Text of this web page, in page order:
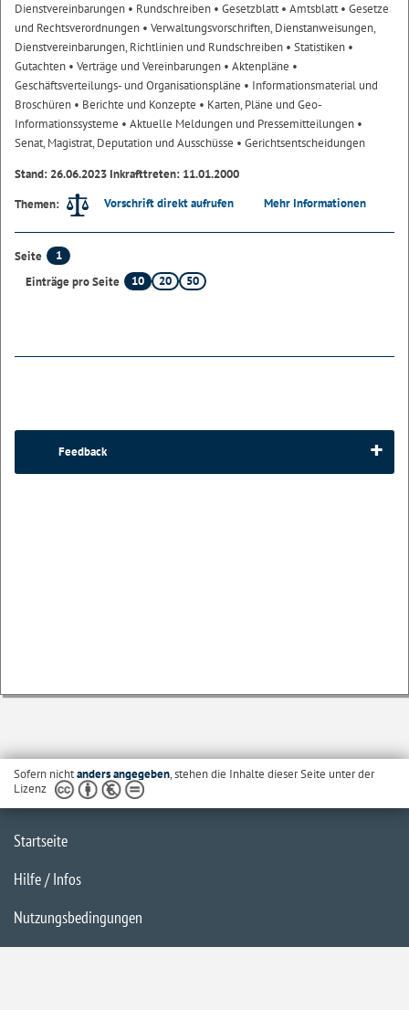
Dienstvereinbarungen • Rundschreiben • Gesetzblatt• Amtsblatt• Gesetze
und Rechtsverordnungen • Verwaltungsvorschriften, Dienstanweisungen,
Dienstvereinbarungen, Richtlinien und Rundschreiben • Statistiken •
Gutachten • Verträge und Vereinbarungen • Aktenpläne •
Geschäftsverteilungs- und Organisationspläne • Informationsmaterial und
Broschüren • Berichte und Konzepte • Karten, Pläne und Geo-
Informationssysteme • Aktuelle Meldungen und Pressemitteilungen •
Senat, Magistrat, Deputation und Ausschüsse • Gerichtsentscheidungen
Stand: 26.06.2023 Inkrafttreten: 11.01.2000
Themen:
Vorschrift direkt aufrufen Mehr Informationen
Seite
1
Einträge pro Seite
10 20 50
Feedback
Sofern nichtanders angegeben, stehen die Inhalte dieser Seite unter der
Lizenz
Startseite
Hilfe / Infos
Nutzungsbedingungen